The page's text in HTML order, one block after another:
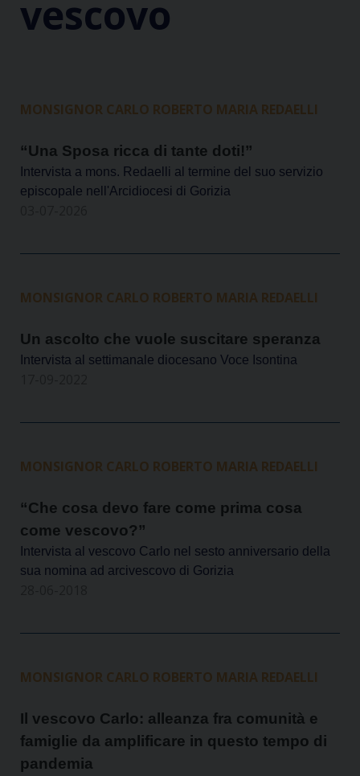
vescovo
MONSIGNOR CARLO ROBERTO MARIA REDAELLI
“Una Sposa ricca di tante doti!”
Intervista a mons. Redaelli al termine del suo servizio
episcopale nell'Arcidiocesi di Gorizia
MONSIGNOR CARLO ROBERTO MARIA REDAELLI
Un ascolto che vuole suscitare speranza
Intervista al settimanale diocesano Voce Isontina
MONSIGNOR CARLO ROBERTO MARIA REDAELLI
“Che cosa devo fare come prima cosa
come vescovo?”
Intervista al vescovo Carlo nel sesto anniversario della
sua nomina ad arcivescovo di Gorizia
MONSIGNOR CARLO ROBERTO MARIA REDAELLI
Il vescovo Carlo: alleanza fra comunità e
famiglie da amplificare in questo tempo di
pandemia